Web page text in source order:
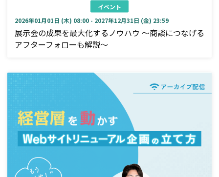
イベント
2026年01月01日 (木) 08:00 - 2027年12月31日 (金) 23:59
展示会の成果を最大化するノウハウ ～商談につなげる
アフターフォローも解説～